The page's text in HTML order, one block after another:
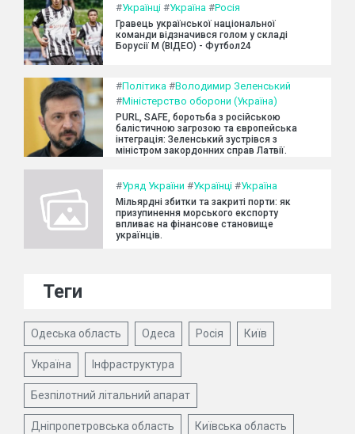
#Українці #Україна #Росія
Гравець української національної
команди відзначився голом у складі
Борусії М (ВІДЕО) - Футбол24
#Політика #Володимир Зеленський
#Міністерство оборони (Україна)
PURL, SAFE, боротьба з російською
балістичною загрозою та європейська
інтеграція: Зеленський зустрівся з
міністром закордонних справ Латвії.
#Уряд України #Українці #Україна
Мільярдні збитки та закриті порти: як
призупинення морського експорту
впливає на фінансове становище
українців.
Теги
Одеська область Одеса Росія Київ
Україна Інфраструктура
Безпілотний літальний апарат
Дніпропетровська область Київська область